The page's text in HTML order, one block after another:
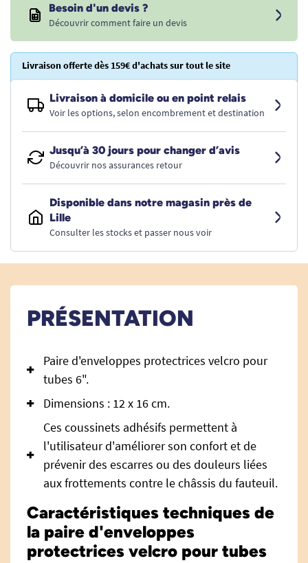
Besoin d'un devis ?
Découvrir comment faire un devis
Livraison offerte dès 159€ d'achats sur tout le site
Livraison à domicile ou en point relais
Voir les options, selon encombrement et destination
Jusqu’à 30 jours pour changer d’avis
Découvrir nos assurances retour
Disponible dans notre magasin près de
Lille
Consulter les stocks et passer nous voir
PRÉSENTATION
Paire d'enveloppes protectrices velcro pour
tubes 6".
Dimensions : 12 x 16 cm.
Ces coussinets adhésifs permettent à
l'utilisateur d'améliorer son confort et de
prévenir des escarres ou des douleurs liées
aux frottements contre le châssis du fauteuil.
Caractéristiques techniques de
la paire d'enveloppes
protectrices velcro pour tubes